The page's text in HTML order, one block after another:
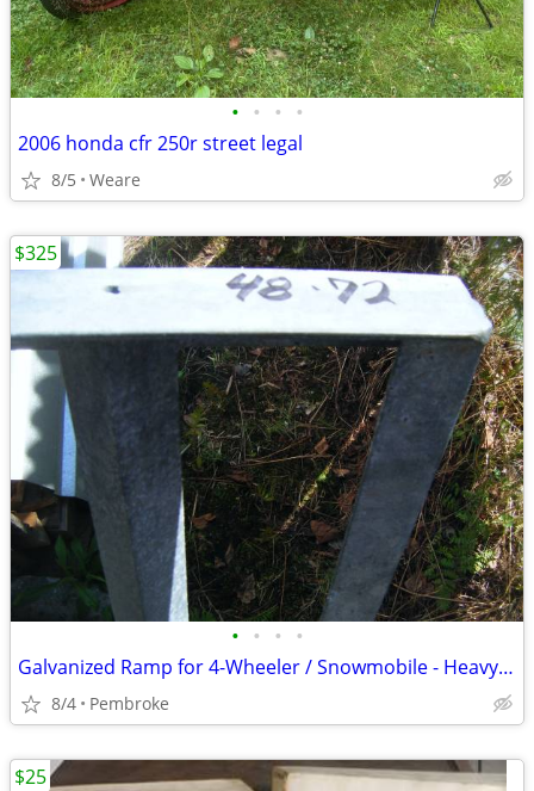
• • • •
2006 honda cfr 250r street legal
8/5 Weare
• • • •
Galvanized Ramp for 4-Wheeler / Snowmobile - Heavy Duty
8/4 Pembroke
$325
$25